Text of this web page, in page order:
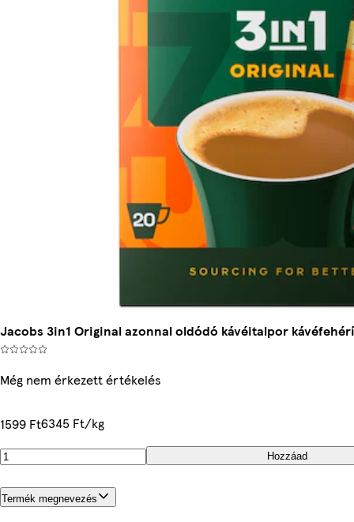
Jacobs 3in1 Original azonnal oldódó kávéitalpor
Még nem érkezett értékelés
1599 Ft6345 Ft/kg
Hozzáad
Termék megnevezés